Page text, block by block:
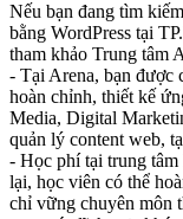
Nếu bạn đang tìm
bằng WordPress tại
tham khảo Trung tâm
- Tại Arena, bạn được
hoàn chỉnh, thiết kế
Media, Digital
quản lý content web,
- Học phí tại trung
lại, học viên có thể
chỉ vững chuyên môn